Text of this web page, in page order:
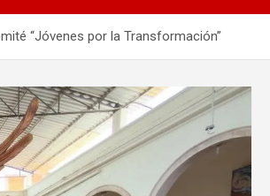
“Jóvenes por la Transformación”